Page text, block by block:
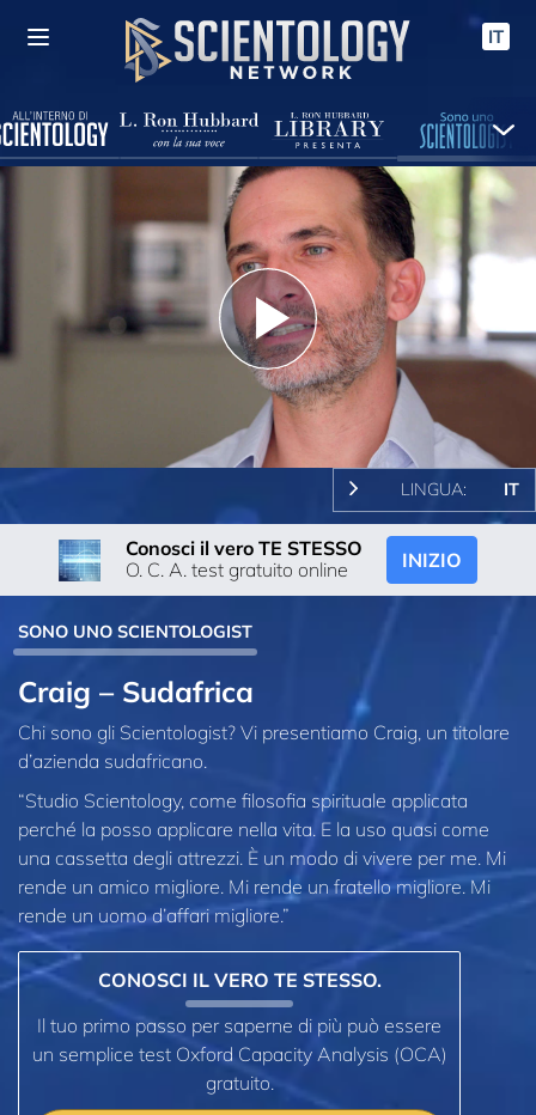
IT
Play
Video
LINGUA: IT
Conosci il vero TE STESSO
O. C. A. test gratuito online
INIZIO
SONO UNO SCIENTOLOGIST
Craig – Sudafrica
Chi sono gli Scientologist? Vi presentiamo Craig, un titolare
d’azienda sudafricano.
“Studio Scientology, come filosofia spirituale applicata
perché la posso applicare nella vita. E la uso quasi come
una cassetta degli attrezzi. È un modo di vivere per me. Mi
rende un amico migliore. Mi rende un fratello migliore. Mi
rende un uomo d’affari migliore.”
CONOSCI IL VERO TE STESSO.
Il tuo primo passo per saperne di più può essere
un semplice test Oxford Capacity Analysis (OCA)
gratuito.